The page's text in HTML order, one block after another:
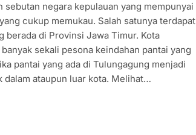
sebutan negara kepulauan yang mempunyai
cukup memukau. Salah satunya terdapat
berada di Provinsi Jawa Timur. Kota
sekali pesona keindahan pantai yang
pantai yang ada di Tulungagung menjadi
dalam ataupun luar kota. Melihat…